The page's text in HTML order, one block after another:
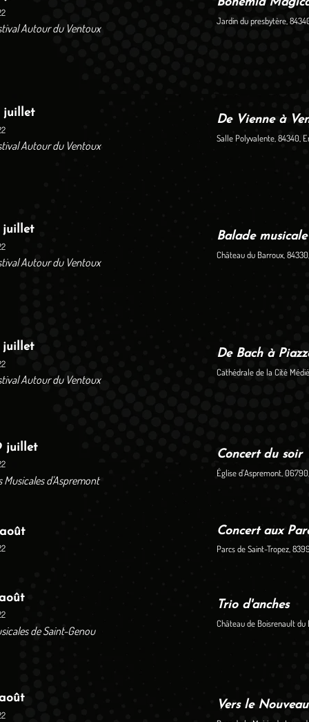
Autour du Ventoux
Bohemia
Jardin du presbytère,
juillet
Autour du Ventoux
De Vienne à
Salle Polyvalente, 84340,
juillet
Autour du Ventoux
Balade
Château du Barroux,
juillet
Autour du Ventoux
De Bach à
Cathédrale de la Cité
juillet
Musicales d'Aspremont
Concert du soir
Église d'Aspremont,
Concert aux
Parcs de Saint-Tropez,
de Saint-Genou
Trio d'anches
Château de Boisrenault du
Vers le